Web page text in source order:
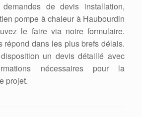
de devis installation,
pompe à chaleur à Haubourdin
le faire via notre formulaire.
répond dans les plus brefs délais.
un devis détaillé avec
nécessaires pour la
projet.